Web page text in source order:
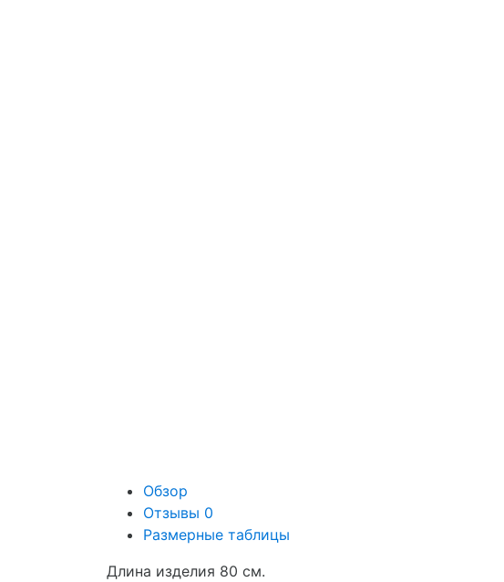
Обзор
Отзывы 0
Размерные таблицы
Длина изделия 80 см.